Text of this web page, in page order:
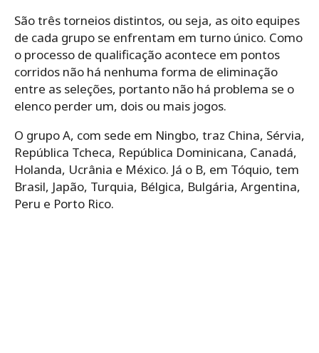
São três torneios distintos, ou seja, as oito equipes
de cada grupo se enfrentam em turno único. Como
o processo de qualificação acontece em pontos
corridos não há nenhuma forma de eliminação
entre as seleções, portanto não há problema se o
elenco perder um, dois ou mais jogos.
O grupo A, com sede em Ningbo, traz China, Sérvia,
República Tcheca, República Dominicana, Canadá,
Holanda, Ucrânia e México. Já o B, em Tóquio, tem
Brasil, Japão, Turquia, Bélgica, Bulgária, Argentina,
Peru e Porto Rico.